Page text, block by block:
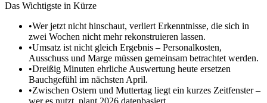
Das Wichtigste in Kürze
•Wer jetzt nicht hinschaut, verliert Erkenntnisse, die sich in
zwei Wochen nicht mehr rekonstruieren lassen.
•Umsatz ist nicht gleich Ergebnis – Personalkosten,
Ausschuss und Marge müssen gemeinsam betrachtet werden.
•Dreißig Minuten ehrliche Auswertung heute ersetzen
Bauchgefühl im nächsten April.
•Zwischen Ostern und Muttertag liegt ein kurzes Zeitfenster –
wer es nutzt, plant 2026 datenbasiert.